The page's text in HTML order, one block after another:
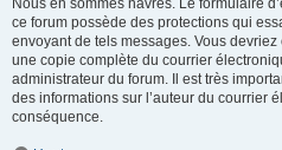
Nous en sommes navrés. Le formulaire
ce forum possède des protections qui
envoyant de tels messages. Vous
une copie complète du courrier
administrateur du forum. Il est très
des informations sur l’auteur du courrier
conséquence.